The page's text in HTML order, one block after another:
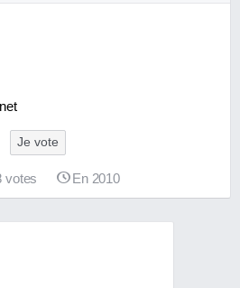
Je vote
votes En 2010